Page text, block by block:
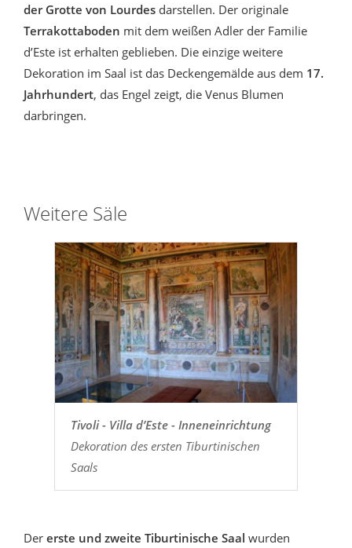
der Grotte von Lourdes darstellen. Der originale
Terrakottaboden mit dem weißen Adler der Familie
d’Este ist erhalten geblieben. Die einzige weitere
Dekoration im Saal ist das Deckengemälde aus dem 17.
Jahrhundert, das Engel zeigt, die Venus Blumen
darbringen.
Weitere Säle
Tivoli - Villa d’Este - Inneneinrichtung
Dekoration des ersten Tiburtinischen
Saals
Der erste und zweite Tiburtinische Saal wurden